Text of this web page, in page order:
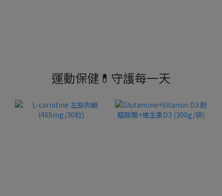
運動保健💊守護每一天